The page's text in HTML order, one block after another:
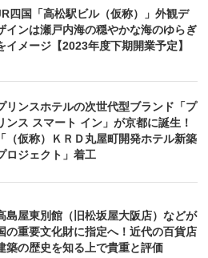
四国「高松駅ビル（仮称）」外観デ
インは瀬戸内海の穏やかな海のゆらぎ
イメージ【2023年度下期開業予定】
リンスホテルの次世代型ブランド「プ
ンス スマート イン」が京都に誕生！
「（仮称）ＫＲＤ丸屋町開発ホテル新築
ロジェクト」着工
島屋東別館（旧松坂屋大阪店）などが
の重要文化財に指定へ！近代の百貨店
築の歴史を知る上で貴重と評価